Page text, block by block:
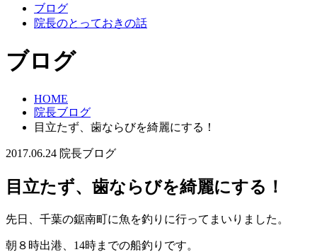
ブログ
院長のとっておきの話
ブログ
HOME
院長ブログ
目立たず、歯ならびを綺麗にする！
2017.06.24 院長ブログ
目立たず、歯ならびを綺麗にする！
先日、千葉の鋸南町に魚を釣りに行ってまいりました。
朝８時出港、14時までの船釣りです。